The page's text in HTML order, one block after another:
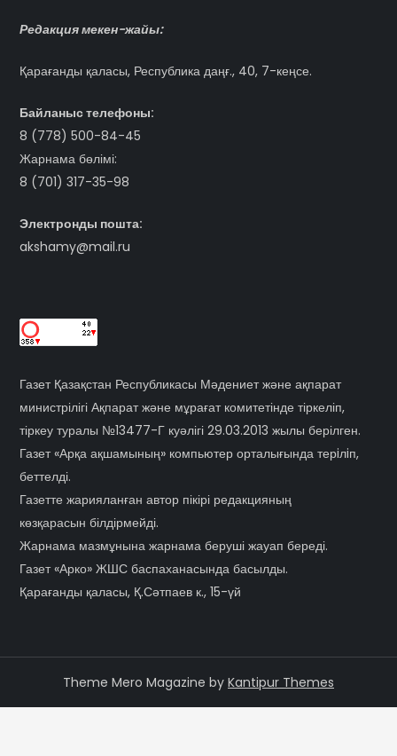
Редакция мекен-жайы:
Қарағанды қаласы, Республика даңғ., 40, 7-кеңсе.
Байланыс телефоны:
8 (778) 500-84-45
Жарнама бөлімі:
8 (701) 317-35-98
Электронды пошта:
akshamy@mail.ru
Газет Қазақстан Республикасы Мәдениет және ақпарат
министрілігі Ақпарат және мұрағат комитетінде тіркеліп,
тіркеу туралы №13477-Г куәлігі 29.03.2013 жылы берілген.
Газет «Арқа ақшамының» компьютер орталығында терiлiп,
беттелді.
Газетте жарияланған автор пікірі редакцияның
көзқарасын білдірмейді.
Жарнама мазмұнына жарнама беруші жауап береді.
Газет «Арко» ЖШС баспаханасында басылды.
Қарағанды қаласы, Қ.Сәтпаев к., 15-үй
Theme Mero Magazine by Kantipur Themes